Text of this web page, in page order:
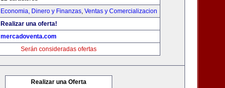
Economia, Dinero y Finanzas, Ventas y Comercializacion
Realizar una oferta!
mercadoventa.com
Serán consideradas ofertas
Realizar una Oferta